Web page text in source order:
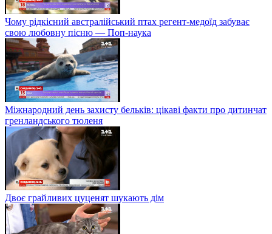
Чому рідкісний австралійський птах регент-медоїд забуває
свою любовну пісню — Поп-наука
Міжнародний день захисту бельків: цікаві факти про дитинчат
гренландського тюленя
Двоє грайливих цуценят шукають дім